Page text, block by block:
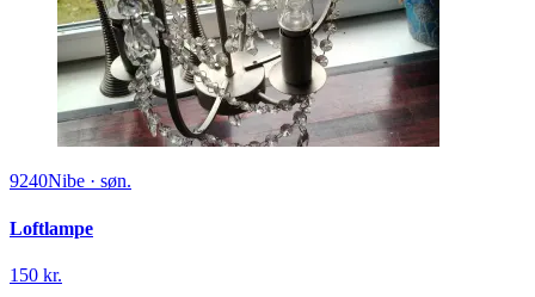
9240Nibe · søn.
Loftlampe
150 kr.